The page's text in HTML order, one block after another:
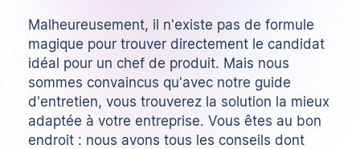
Malheureusement, il n'existe pas de formule
magique pour trouver directement le candidat
idéal pour un chef de produit. Mais nous
sommes convaincus qu'avec notre guide
d'entretien, vous trouverez la solution la mieux
adaptée à votre entreprise. Vous êtes au bon
endroit : nous avons tous les conseils dont